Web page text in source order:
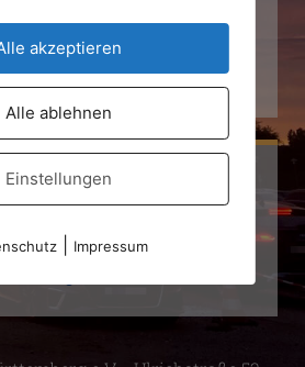
e.V.
akzeptieren
Alle ablehnen
Einstellungen
| Impressum